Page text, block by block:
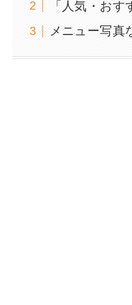
「人気・おす
メニュー写真